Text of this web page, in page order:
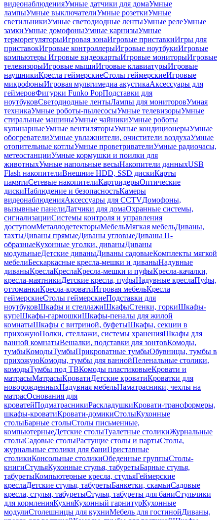
видеонаблюденияУмные датчики для домаУмные
лампыУмные выключателиУмные розеткиУмные
светильникиУмные светодиодные лентыУмные релеУмные
замкиУмные домофоныУмные карнизыУмные
терморегуляторыИгровая зонаИгровые приставкиИгры для
приставокИгровые контроллерыИгровые ноутбукиИгровые
компьютеры Игровые видеокартыИгровые мониторыИгровые
телевизорыИгровые мышиИгровые клавиатурыИгровые
наушникиКресла геймерскиеСтолы геймерскиеИгровые
микрофоныИгровая мультимедиа акустикаАксессуары для
геймеровФигурки Funko PopПодставки для
ноутбуковСветодиодные лентыЛампы для мониторовУмная
техникаУмные роботы-пылесосыУмные телевизорыУмные
стиральные машиныУмные чайникиУмные роботы
кулинарныеУмные вентиляторыУмные кондиционерыУмные
обогревателиУмные увлажнители, очистители воздухаУмные
отопительные котлыУмные проветривателиУмные радиочасы,
метеостанцииУмные кормушки и поилки для
животныхУмные напольные весыНакопители данныхUSB
Flash накопителиВнешние HDD, SSD дискиКарты
памятиСетевые накопителиКартридерыОптические
дискиНаблюдение и безопасностьКамеры
видеонаблюденияАксессуары для CCTVДомофоны,
вызывные панелиДатчики для домаОхранные системы,
сигнализацииСистемы контроля и управления
доступомМеталлодетекторыМебельМягкая мебельДиваны,
тахтыДиваны прямыеДиваны угловыеДиваны П-
образныеКухонные уголки, диваныДиваны
модульныеДетские диваныДиваны садовыеКомплекты мягкой
мебелиБескаркасные кресла-мешки и диваныНадувные
диваныКреслаКреслаКресла-мешки и пуфыКресла-качалки,
кресла-маятникиДетские кресла, пуфыНадувные креслаПуфы,
оттоманкиКресла-кроватиИгровая мебельКресла
геймерскиеСтолы геймерскиеПодставки для
ноутбуковШкафы и стеллажиШкафыСтенки, горкиШкафы-
купеШкафы-гармошкиШкафы-пеналы для жилой
комнатыШкафы с витриной, буфетыШкафы, секции в
прихожуюПолки, стеллажи, системы храненияШкафы для
ванной комнатыВешалки, подставки для зонтовКомоды,
тумбыКомодыТумбыПрикроватные тумбыОбувницы, тумбы в
прихожуюКомоды, тумбы для ваннойПеленальные столики,
комодыТумбы под ТВКомоды пластиковыеКровати и
матрасыМатрасыКроватиДетские кроватиКроватки для
новорожденныхНадувная мебельНаматрасники, чехлы на
матрасОснования для
кроватейПодматрасникиРаскладушкиКровати-трансформеры,
шкафы-кроватиКровати-домикиСтолыКухонные
столыБарные столыСтолы письменные,
компьютерныеДетские столыТуалетные столикиЖурнальные
столыСадовые столыРастущие столы и партыСтолы,
журнальные столики для баниПриставные
столикиКонсольные столикиОбеденные группыСтолы-
книгиСтульяКухонные стулья, табуретыБарные стулья,
табуретыКомпьютерные кресла, стульяГеймерские
креслаДетские стулья, табуретыБанкетки, скамьиСадовые
кресла, стулья, табуретыСтулья, табуреты для баниСтульчики
для кормленияКухняКухонный гарнитурКухонные
модулиСтолешницы для кухниМебель для гостинойДиваны,